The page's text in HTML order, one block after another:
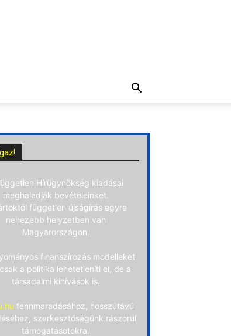
Hírügynökség kiadásai
meghaladják bevételeinket.
független újságírás egyre
nehezebb helyzetben van
Magyarországon.
finanszírozás modelleket
a politika lehetetleníti el, de a
társadalmi kihívások is.
fennmaradásához, hosszútávú
szerkesztőségünk rászorul
támogatásotokra.